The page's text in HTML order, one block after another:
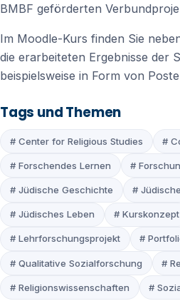
BMBF geförderten
Im Moodle-Kurs finden Sie
die erarbeiteten Ergebnisse der
beispielsweise in Form von
Tags und Themen
# Center for Religious Studies #
# Forschendes Lernen #
# Jüdische Geschichte #
# Jüdisches Leben # Kurskonzept
# Lehrforschungsprojekt #
# Qualitative Sozialforschung #
# Religionswissenschaften #